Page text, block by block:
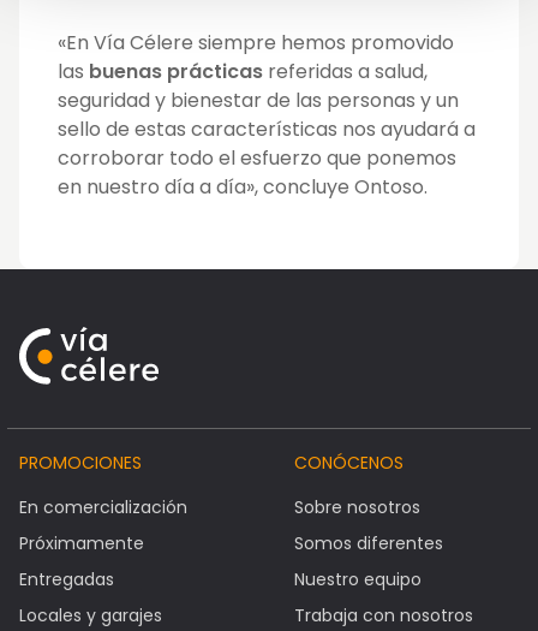
«En Vía Célere siempre hemos promovido
las buenas prácticas referidas a salud,
seguridad y bienestar de las personas y un
sello de estas características nos ayudará a
corroborar todo el esfuerzo que ponemos
en nuestro día a día», concluye Ontoso.
PROMOCIONES
En comercialización
Próximamente
Entregadas
Locales y garajes
CONÓCENOS
Sobre nosotros
Somos diferentes
Nuestro equipo
Trabaja con nosotros